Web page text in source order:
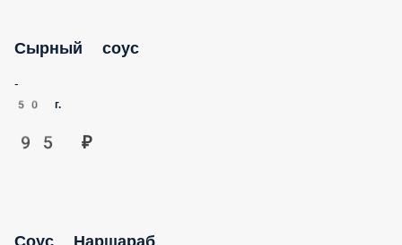
Сырный соус
50 г.
95 ₽
Соус Наршараб